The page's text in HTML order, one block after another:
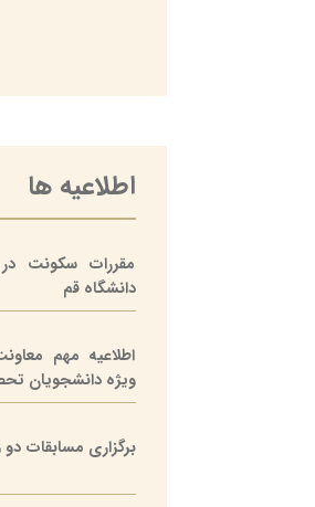
اطلاعیه ها
مقررات سکونت
دانشگاه قم
اطلاعیه مهم
ویژه دانشجویان
برگزاری مسابقات دو و